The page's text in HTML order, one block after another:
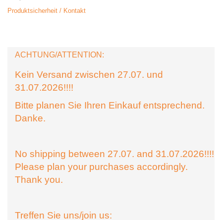
Produktsicherheit / Kontakt
ACHTUNG/ATTENTION:
Kein Versand zwischen 27.07. und
31.07.2026!!!!
Bitte planen Sie Ihren Einkauf entsprechend.
Danke.
No shipping between 27.07. and 31.07.2026!!!!
Please plan your purchases accordingly.
Thank you.
Treffen Sie uns/join us: